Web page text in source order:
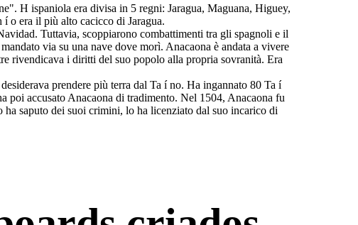
H ispaniola era divisa in 5 regni: Jaragua, Maguana, Higuey,
o era il più alto cacicco di Jaragua.
Tuttavia, scoppiarono combattimenti tra gli spagnoli e il
via su una nave dove morì. Anacaona è andata a vivere
rivendicava i diritti del suo popolo alla propria sovranità. Era
prendere più terra dal Ta í no. Ha ingannato 80 Ta í
poi accusato Anacaona di tradimento. Nel 1504, Anacaona fu
saputo dei suoi crimini, lo ha licenziato dal suo incarico di